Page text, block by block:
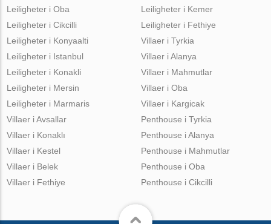
Leiligheter i Oba
Leiligheter i Cikcilli
Leiligheter i Kemer
Leiligheter i Fethiye
Leiligheter i Konyaalti
Leiligheter i Istanbul
Leiligheter i Konakli
Leiligheter i Mersin
Leiligheter i Marmaris
Villaer i Tyrkia
Villaer i Alanya
Villaer i Mahmutlar
Villaer i Oba
Villaer i Kargicak
Villaer i Avsallar
Villaer i Konaklı
Villaer i Kestel
Villaer i Belek
Villaer i Fethiye
Penthouse i Tyrkia
Penthouse i Alanya
Penthouse i Mahmutlar
Penthouse i Oba
Penthouse i Cikcilli